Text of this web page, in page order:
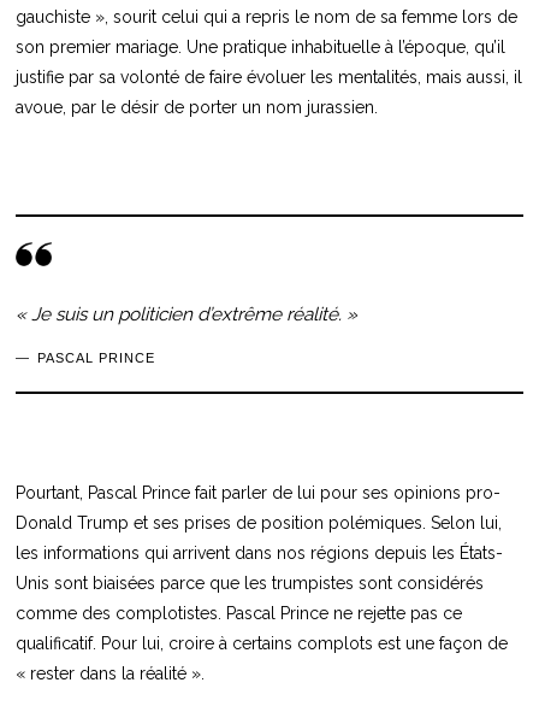
gauchiste », sourit celui qui a repris le nom de sa femme lors de
son premier mariage. Une pratique inhabituelle à l’époque, qu’il
justifie par sa volonté de faire évoluer les mentalités, mais aussi, il
avoue, par le désir de porter un nom jurassien.
« Je suis un politicien d’extrême réalité. »
PASCAL PRINCE
Pourtant, Pascal Prince fait parler de lui pour ses opinions pro-
Donald Trump et ses prises de position polémiques. Selon lui,
les informations qui arrivent dans nos régions depuis les États-
Unis sont biaisées parce que les trumpistes sont considérés
comme des complotistes. Pascal Prince ne rejette pas ce
qualificatif. Pour lui, croire à certains complots est une façon de
« rester dans la réalité ».